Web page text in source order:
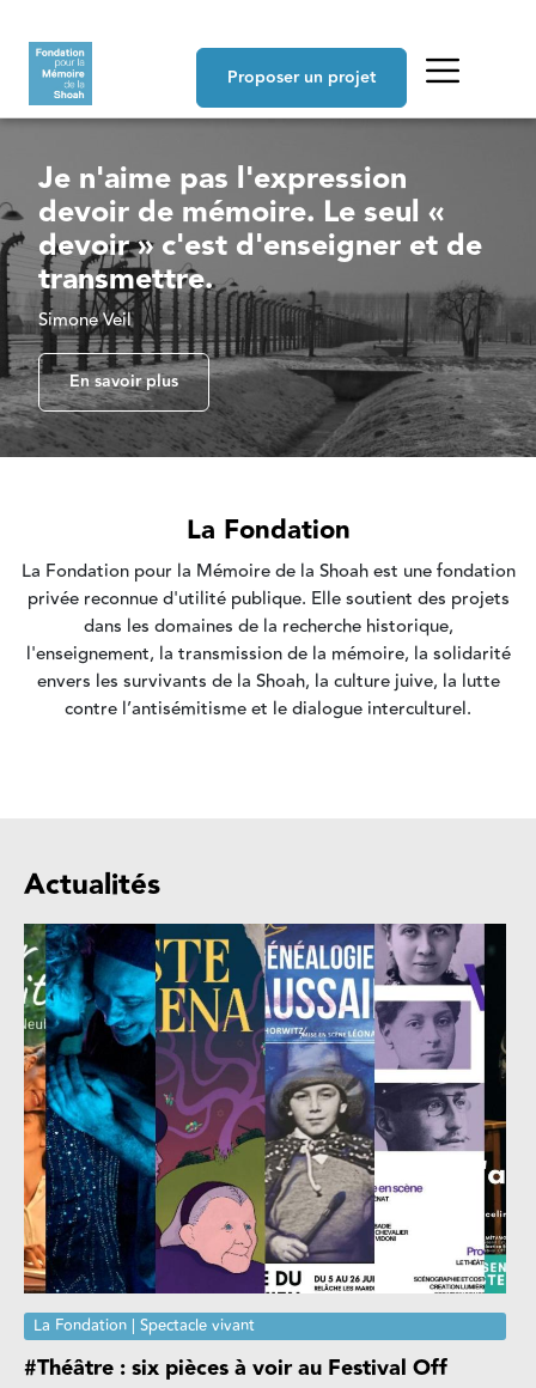
Proposer un projet
Je n'aime pas l'expression
devoir de mémoire. Le seul «
devoir » c'est d'enseigner et de
transmettre.
Simone Veil
En savoir plus
La Fondation
La Fondation pour la Mémoire de la Shoah est une fondation
privée reconnue d'utilité publique. Elle soutient des projets
dans les domaines de la recherche historique,
l'enseignement, la transmission de la mémoire, la solidarité
envers les survivants de la Shoah, la culture juive, la lutte
contre l’antisémitisme et le dialogue interculturel.
Actualités
La Fondation | Spectacle vivant
#Théâtre : six pièces à voir au Festival Off